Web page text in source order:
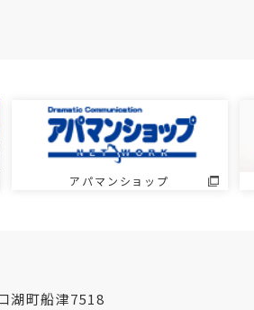
アパマンショップ
湖町船津7518